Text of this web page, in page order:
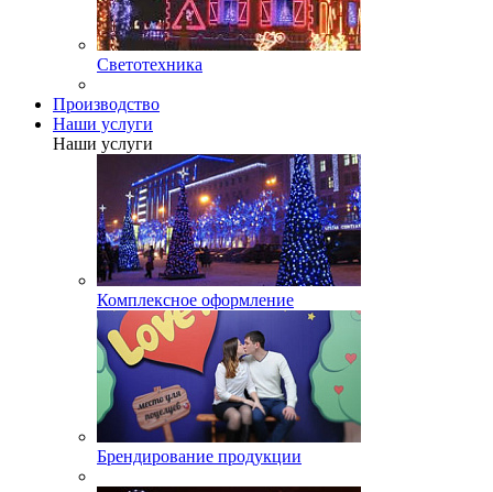
Светотехника
Производство
Наши услуги
Наши услуги
Комплексное оформление
Брендирование продукции